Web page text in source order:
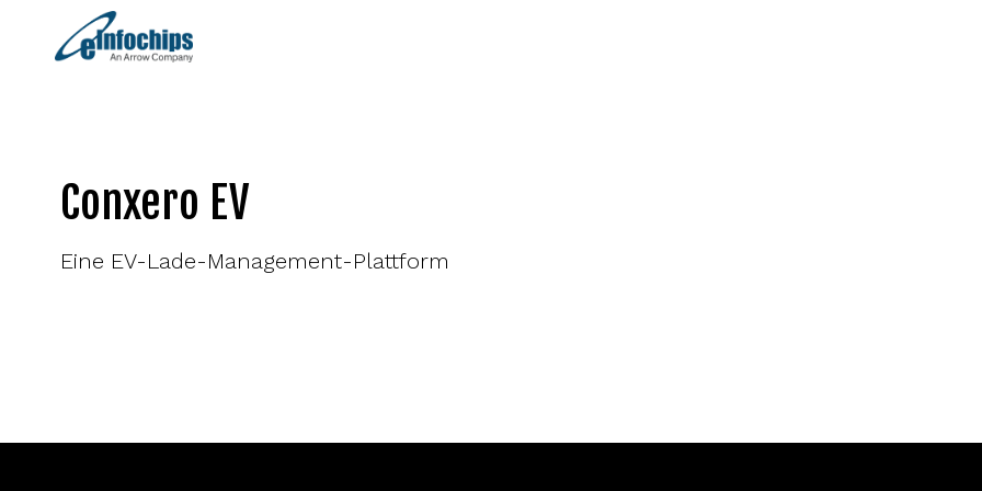
Conxero EV
Eine EV-Lade-Management-Plattform